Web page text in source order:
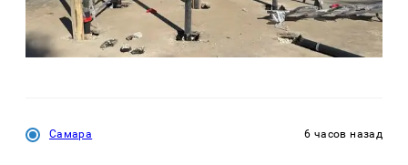
Самара 6 часов назад